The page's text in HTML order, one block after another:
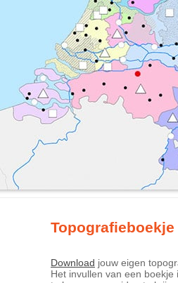
Download jouw eigen
Het invullen van een